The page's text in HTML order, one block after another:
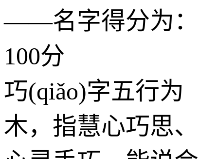
——名字得分为：
100分
巧(qiǎo)字五行为
木，指慧心巧思、